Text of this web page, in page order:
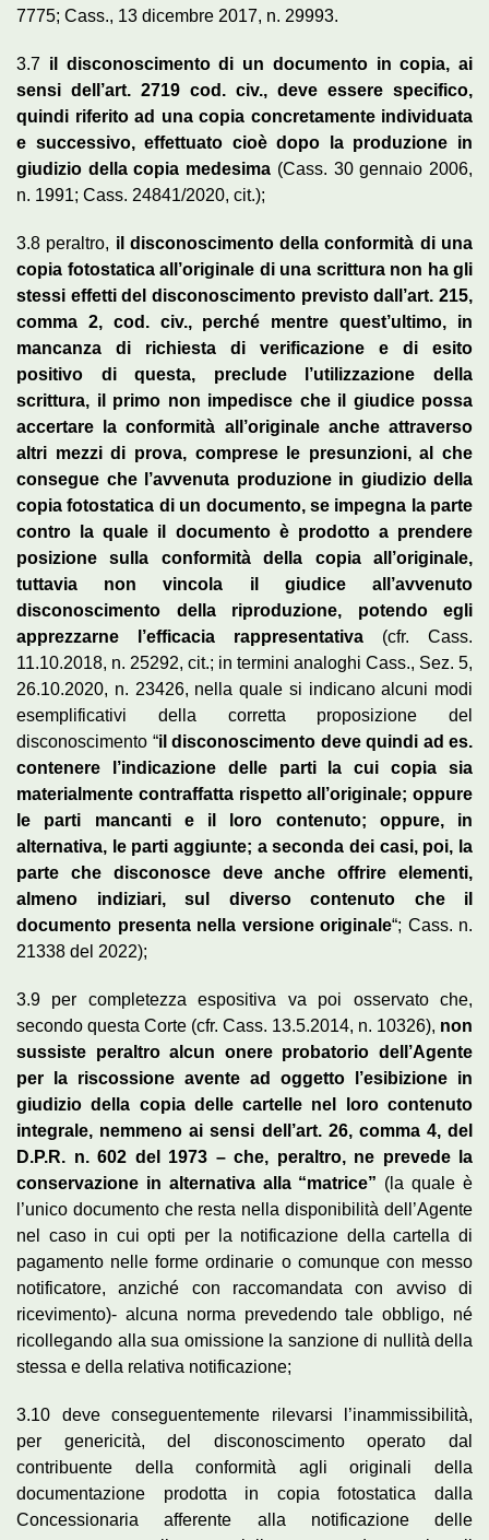
7775; Cass., 13 dicembre 2017, n. 29993.
3.7 il disconoscimento di un documento in copia, ai
sensi dell’art. 2719 cod. civ., deve essere specifico,
quindi riferito ad una copia concretamente individuata
e successivo, effettuato cioè dopo la produzione in
giudizio della copia medesima (Cass. 30 gennaio 2006,
n. 1991; Cass. 24841/2020, cit.);
3.8 peraltro, il disconoscimento della conformità di una
copia fotostatica all’originale di una scrittura non ha gli
stessi effetti del disconoscimento previsto dall’art. 215,
comma 2, cod. civ., perché mentre quest’ultimo, in
mancanza di richiesta di verificazione e di esito
positivo di questa, preclude l’utilizzazione della
scrittura, il primo non impedisce che il giudice possa
accertare la conformità all’originale anche attraverso
altri mezzi di prova, comprese le presunzioni, al che
consegue che l’avvenuta produzione in giudizio della
copia fotostatica di un documento, se impegna la parte
contro la quale il documento è prodotto a prendere
posizione sulla conformità della copia all’originale,
tuttavia non vincola il giudice all’avvenuto
disconoscimento della riproduzione, potendo egli
apprezzarne l’efficacia rappresentativa (cfr. Cass.
11.10.2018, n. 25292, cit.; in termini analoghi Cass., Sez. 5,
26.10.2020, n. 23426, nella quale si indicano alcuni modi
esemplificativi della corretta proposizione del
disconoscimento “il disconoscimento deve quindi ad es.
contenere l’indicazione delle parti la cui copia sia
materialmente contraffatta rispetto all’originale; oppure
le parti mancanti e il loro contenuto; oppure, in
alternativa, le parti aggiunte; a seconda dei casi, poi, la
parte che disconosce deve anche offrire elementi,
almeno indiziari, sul diverso contenuto che il
documento presenta nella versione originale“; Cass. n.
21338 del 2022);
3.9 per completezza espositiva va poi osservato che,
secondo questa Corte (cfr. Cass. 13.5.2014, n. 10326), non
sussiste peraltro alcun onere probatorio dell’Agente
per la riscossione avente ad oggetto l’esibizione in
giudizio della copia delle cartelle nel loro contenuto
integrale, nemmeno ai sensi dell’art. 26, comma 4, del
D.P.R. n. 602 del 1973 – che, peraltro, ne prevede la
conservazione in alternativa alla “matrice” (la quale è
l’unico documento che resta nella disponibilità dell’Agente
nel caso in cui opti per la notificazione della cartella di
pagamento nelle forme ordinarie o comunque con messo
notificatore, anziché con raccomandata con avviso di
ricevimento)- alcuna norma prevedendo tale obbligo, né
ricollegando alla sua omissione la sanzione di nullità della
stessa e della relativa notificazione;
3.10 deve conseguentemente rilevarsi l’inammissibilità,
per genericità, del disconoscimento operato dal
contribuente della conformità agli originali della
documentazione prodotta in copia fotostatica dalla
Concessionaria afferente alla notificazione delle